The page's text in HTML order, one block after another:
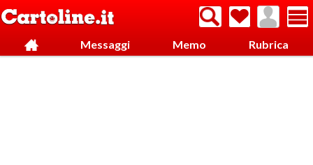
Messaggi Memo Rubrica